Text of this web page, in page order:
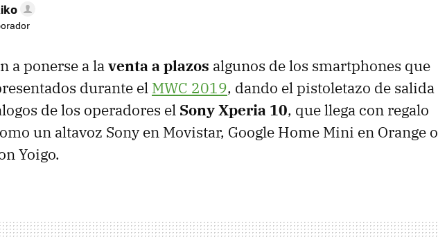
a ponerse a laventa a plazos algunos de los smartphones que
durante el MWC 2019, dando el pistoletazo de salida
de los operadores el Sony Xperia 10, que llega con regalo
un altavoz Sony en Movistar, Google Home Mini en Orange o
Yoigo.